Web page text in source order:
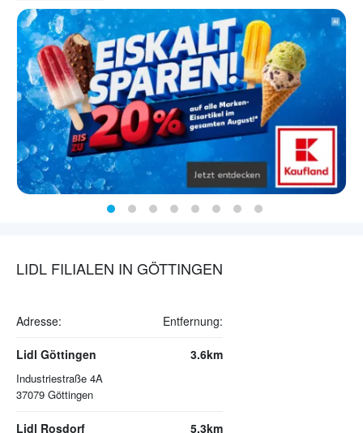
LIDL FILIALEN IN GÖTTINGEN
Adresse: Entfernung:
Lidl Göttingen
Industriestraße 4A
37079 Göttingen
3.6km
Lidl Rosdorf 5.3km